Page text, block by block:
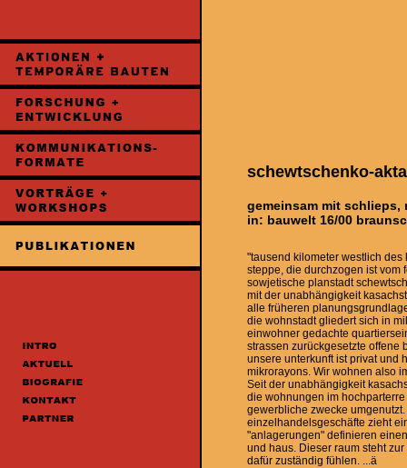
schewtschenko-
gemeinsam mit schlieps,
in: bauwelt 16/00
"tausend kilometer westlich
steppe, die durchzogen ist vom
sowjetische planstadt
mit der unabhängigkeit
alle früheren
die wohnstadt gliedert sich in
einwohner gedachte
strassen zurückgesetzte offene
unsere unterkunft ist privat und
mikrorayons. Wir wohnen also
Seit der unabhängigkeit
die wohnungen im
gewerbliche zwecke
einzelhandelsgeschäfte zieht
"anlagerungen" definieren
und haus. Dieser raum steht
dafür zuständig fühlen. ...ä